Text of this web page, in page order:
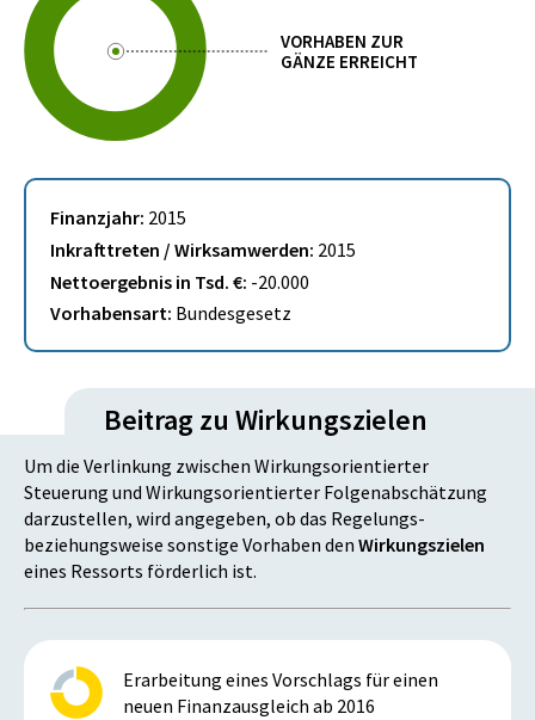
VORHABEN ZUR
GÄNZE ERREICHT
Finanzjahr: 2015
Inkrafttreten / Wirksamwerden: 2015
Nettoergebnis in Tsd. €: -20.000
Vorhabensart: Bundesgesetz
Beitrag zu Wirkungszielen
Um die Verlinkung zwischen Wirkungsorientierter
Steuerung und Wirkungsorientierter Folgenabschätzung
darzustellen, wird angegeben, ob das Regelungs-
beziehungsweise sonstige Vorhaben den Wirkungszielen
eines Ressorts förderlich ist.
Erarbeitung eines Vorschlags für einen
neuen Finanzausgleich ab 2016